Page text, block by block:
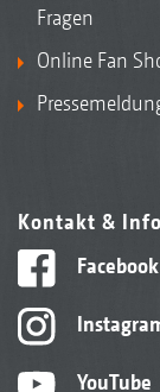
wird das
Fragen
Online Fan
Kontakt &
Facebook
YouTube